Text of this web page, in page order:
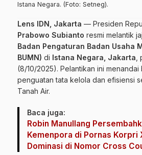
Istana Negara. (Foto: Setneg).
Lens IDN, Jakarta — Presiden
Prabowo Subianto resmi melantik
Badan Pengaturan Badan Usaha
BUMN) di Istana Negara, Jakarta
(8/10/2025). Pelantikan ini
penguatan tata kelola dan efisiensi
Tanah Air.
Baca juga:
Robin Manullang
Kemenpora di Pornas Korpri
Dominasi di Nomor Cross